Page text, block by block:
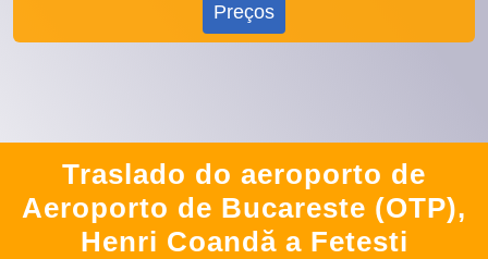
Preços
Traslado do aeroporto de
Aeroporto de Bucareste (OTP),
Henri Coandă a Fetesti